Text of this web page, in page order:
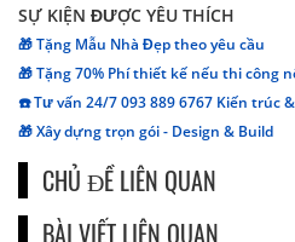
SỰ KIỆN ĐƯỢC YÊU THÍCH
🎁 Tặng Mẫu Nhà Đẹp theo yêu cầu
🎁 Tặng 70% Phí thiết kế nếu thi công
☎️ Tư vấn 24/7 093 889 6767 Kiến trúc
🎁 Xây dựng trọn gói - Design & Build
CHỦ ĐỀ LIÊN QUAN
BÀI VIẾT LIÊN QUAN